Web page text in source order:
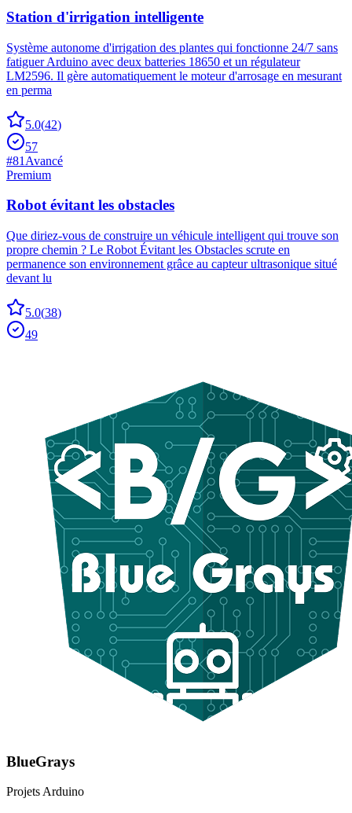
Station d'irrigation intelligente
Système autonome d'irrigation des plantes qui fonctionne 24/7 sans
fatiguer Arduino avec deux batteries 18650 et un régulateur
LM2596. Il gère automatiquement le moteur d'arrosage en mesurant
en perma
5.0(42)
57
#81 Avancé
Premium
Robot évitant les obstacles
Que diriez-vous de construire un véhicule intelligent qui trouve son
propre chemin ? Le Robot Évitant les Obstacles scrute en
permanence son environnement grâce au capteur ultrasonique situé
devant lu
5.0(38)
49
BlueGrays
Projets Arduino